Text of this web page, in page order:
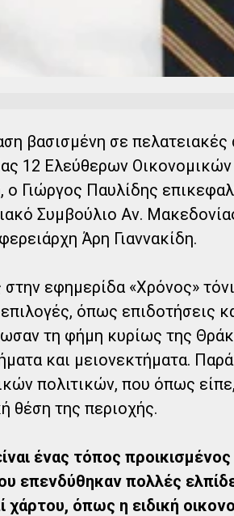
βασισμένη σε
12 Ελεύθερων
ο Γιώργος Παυλίδης
Συμβούλιο Αν.
Άρη Γιαννακίδη.
εφημερίδα «Χρόνος»
όπως επιδοτήσεις
τη φήμη κυρίως της
και μειονεκτήματα.
πολιτικών, που όπως
θέση της περιοχής.
ένας τόπος
επενδύθηκαν πολλές
χάρτου, όπως η ειδική